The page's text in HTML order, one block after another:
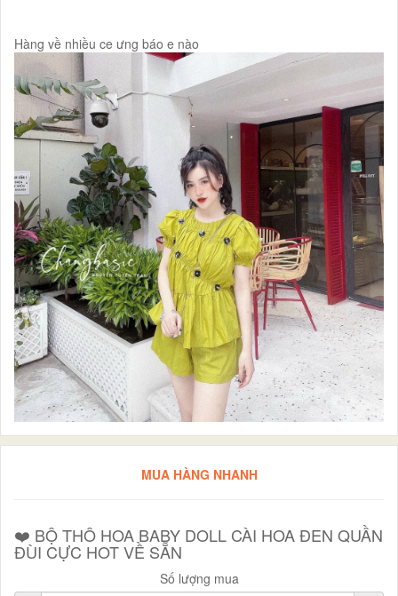
Hàng về nhiều ce ưng báo e nào
MUA HÀNG NHANH
❤️ BỘ THÔ HOA BABY DOLL CÀI HOA ĐEN QUẦN
ĐÙI CỰC HOT VỀ SẴN
Số lượng mua